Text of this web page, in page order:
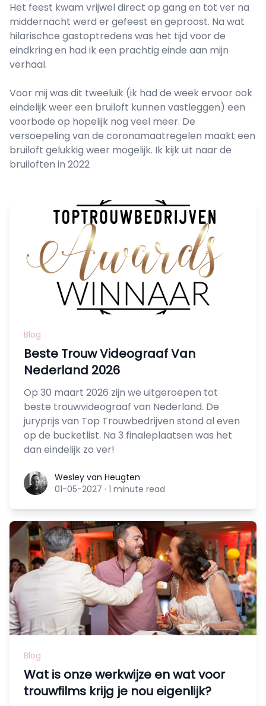
Het feest kwam vrijwel direct op gang en tot ver na
middernacht werd er gefeest en geproost. Na wat
hilarischce gastoptredens was het tijd voor de
eindkring en had ik een prachtig einde aan mijn
verhaal.
Voor mij was dit tweeluik (ik had de week ervoor ook
eindelijk weer een bruiloft kunnen vastleggen) een
voorbode op hopelijk nog veel meer. De
versoepeling van de coronamaatregelen maakt een
bruiloft gelukkig weer mogelijk. Ik kijk uit naar de
bruiloften in 2022
Blog
Beste Trouw Videograaf Van
Nederland 2026
Op 30 maart 2026 zijn we uitgeroepen tot
beste trouwvideograaf van Nederland. De
juryprijs van Top Trouwbedrijven stond al even
op de bucketlist. Na 3 finaleplaatsen was het
dan eindelijk zo ver!
Wesley van Heugten
Wesley van Heugten
01-05-2027 · 1 minute read
Blog
Wat is onze werkwijze en wat voor
trouwfilms krijg je nou eigenlijk?